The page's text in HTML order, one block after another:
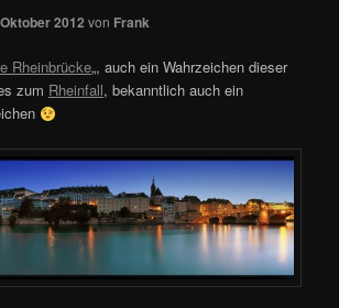
2012 von Frank
Rheinbrücke„, auch ein Wahrzeichen dieser
zum Rheinfall, bekanntlich auch ein